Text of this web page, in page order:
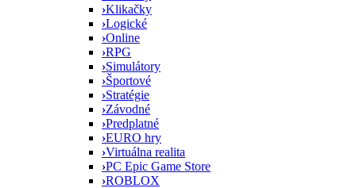
›Klikačky
›Logické
›Online
›RPG
›Simulátory
›Športové
›Stratégie
›Závodné
›Predplatné
›EURO hry
›Virtuálna realita
›PC Epic Game Store
›ROBLOX